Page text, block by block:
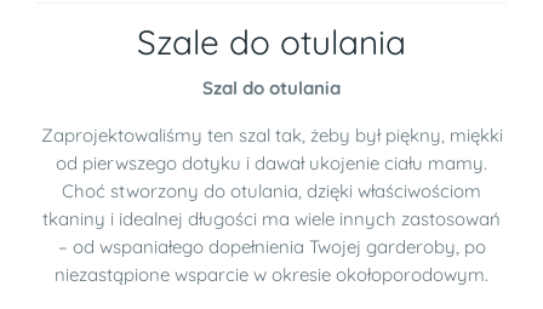
Szale do otulania
Szal do otulania
Zaprojektowaliśmy ten szal tak, żeby był piękny, miękki
od pierwszego dotyku i dawał ukojenie ciału mamy.
Choć stworzony do otulania, dzięki właściwościom
tkaniny i idealnej długości ma wiele innych zastosowań
– od wspaniałego dopełnienia Twojej garderoby, po
niezastąpione wsparcie w okresie okołoporodowym.